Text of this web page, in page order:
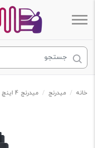
خانه / میدرنج / میدرنج 4 اینچ یا 10 سانت